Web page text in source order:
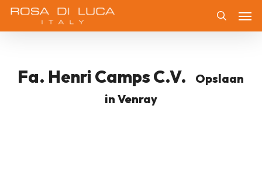
Skip
Fa. Henri Camps C.v.
Opslaan
in Venray